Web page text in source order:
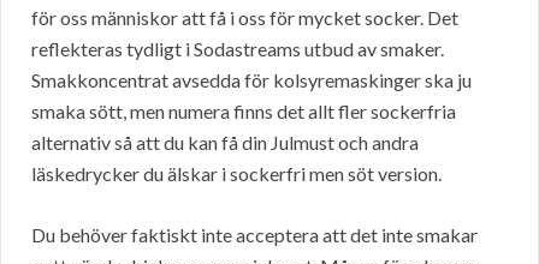
för oss människor att få i oss för mycket socker. Det
reflekteras tydligt i Sodastreams utbud av smaker.
Smakkoncentrat avsedda för kolsyremaskinger ska ju
smaka sött, men numera finns det allt fler sockerfria
alternativ så att du kan få din Julmust och andra
läskedrycker du älskar i sockerfri men söt version.
Du behöver faktiskt inte acceptera att det inte smakar